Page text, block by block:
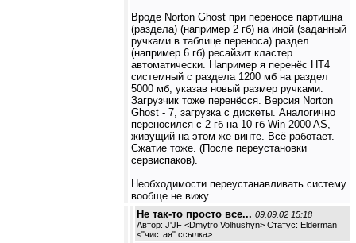
Вроде Norton Ghost при переносе партишна
(раздела) (например 2 гб) на иной (заданный
ручками в таблице переноса) раздел
(например 6 гб) ресайзит кластер
автоматически. Например я перенёс НТ4
системный с раздела 1200 мб на раздел
5000 мб, указав новый размер ручками.
Загрузчик тоже перенёсся. Версия Norton
Ghost - 7, загрузка с дискеты. Аналогично
переносился с 2 гб на 10 гб Win 2000 AS,
живущий на этом же винте. Всё работает.
Сжатие тоже. (После переустановки
сервиспаков).
Необходимости переустанавливать систему
вообще не вижу.
Не так-то просто все... 09.09.02 15:18
Автор: J'JF <Dmytro Volhushyn> Статус: Elderman
<"чистая" ссылка>